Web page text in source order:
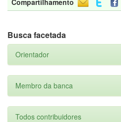
Compartilhamento
Busca facetada
Orientador
Membro da banca
Todos contribuidores